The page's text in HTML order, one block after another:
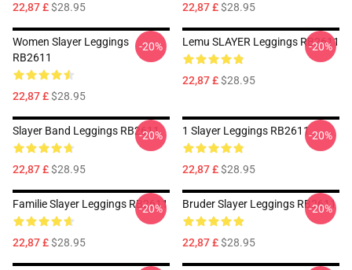
22,87 £$28.95 22,87 £$28.95
Women Slayer Leggings
RB2611
22,87 £$28.95
-20% Lemu SLAYER Leggings RB2611
22,87 £$28.95
-20%
Slayer Band Leggings RB2611
22,87 £$28.95
-20% 1 Slayer Leggings RB2611
22,87 £$28.95
-20%
Familie Slayer Leggings RB2611
22,87 £$28.95
-20% Bruder Slayer Leggings RB2611
22,87 £$28.95
-20%